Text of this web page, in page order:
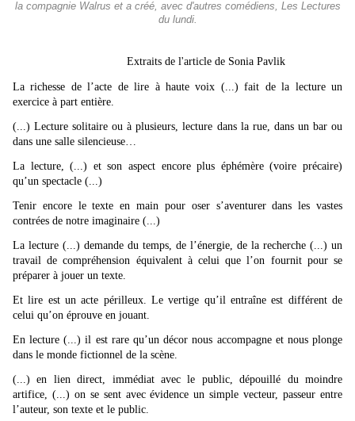
la compagnie Walrus et a créé, avec d'autres comédiens, Les Lectures
du lundi.
Extraits de l'article de Sonia Pavlik
La richesse de l’acte de lire à haute voix (...) fait de la lecture un
exercice à part entière.
(...) Lecture solitaire ou à plusieurs, lecture dans la rue, dans un bar ou
dans une salle silencieuse…
La lecture, (...) et son aspect encore plus éphémère (voire précaire)
qu’un spectacle (...)
Tenir encore le texte en main pour oser s’aventurer dans les vastes
contrées de notre imaginaire (...)
La lecture (...) demande du temps, de l’énergie, de la recherche (...) un
travail de compréhension équivalent à celui que l’on fournit pour se
préparer à jouer un texte.
Et lire est un acte périlleux. Le vertige qu’il entraîne est différent de
celui qu’on éprouve en jouant.
En lecture (...) il est rare qu’un décor nous accompagne et nous plonge
dans le monde fictionnel de la scène.
(...) en lien direct, immédiat avec le public, dépouillé du moindre
artifice, (...) on se sent avec évidence un simple vecteur, passeur entre
l’auteur, son texte et le public.